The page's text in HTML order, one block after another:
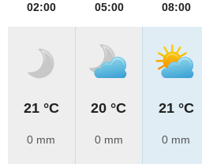
02:00
21 °C
0 mm
05:00
20 °C
0 mm
08:00
21 °C
0 mm